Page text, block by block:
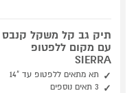
תיק גב קל משקל קנבס
עם מקום ללפטופ
SIERRA
תא מתאים ללפטופ עד "14
3 תאים נוספים